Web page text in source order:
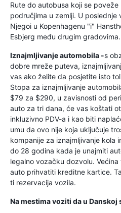
Rute do autobusa koji se poveže
područjima u zemlji. U poslednje
Njegoi u Kopenhagenu "i"
Esbjerg među drugim gradovima.
Iznajmljivanje automobila -s
dobre mreže puteva,
vas ako želite da posjetite isto
Stopa za iznajmljivanje
$79 za $290, u zavisnosti od
auto za tri dana, će vas koštati
inkluzivno PDV-a i kao biti
umu da ovo nije koja uključuje
kompanije za iznajmljivanje kola
do 28 godina kada je unajmiti
legalno vozačku dozvolu.
auto prihvatiti kreditne kartice.
ti rezervacija vozila.
Na mestima voziti da u Danskoj